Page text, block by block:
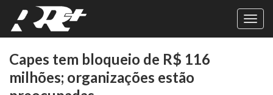
Capes tem bloqueio de R$ 116
milhões; organizações estão